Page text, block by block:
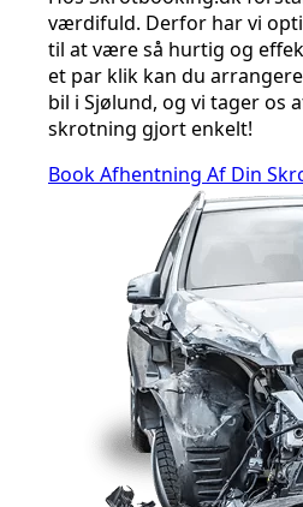
værdifuld. Derfor har vi
til at være så hurtig og
et par klik kan du
bil i Sjølund, og vi tager os
skrotning gjort enkelt!
Book Afhentning Af Din